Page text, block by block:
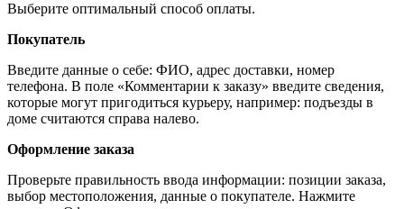
Выберите оптимальный способ оплаты.
Покупатель
Введите данные о себе: ФИО, адрес доставки, номер
телефона. В поле «Комментарии к заказу» введите сведения,
которые могут пригодиться курьеру, например: подъезды в
доме считаются справа налево.
Оформление заказа
Проверьте правильность ввода информации: позиции заказа,
выбор местоположения, данные о покупателе. Нажмите